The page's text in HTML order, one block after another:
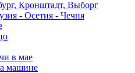
Кронштадт, Выборг
- Осетия - Чечня
в мае
машине